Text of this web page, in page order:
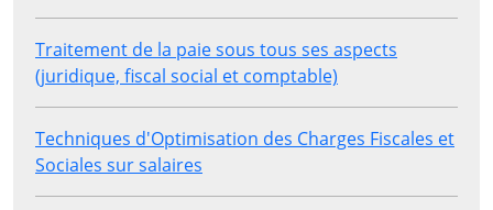
Traitement de la paie sous tous ses aspects
(juridique, fiscal social et comptable)
Techniques d'Optimisation des Charges Fiscales et
Sociales sur salaires